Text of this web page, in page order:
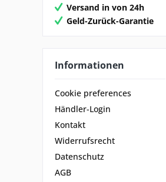
Versand in von 24h
Geld-Zurück-Garantie
Informationen
Cookie preferences
Händler-Login
Kontakt
Widerrufsrecht
Datenschutz
AGB